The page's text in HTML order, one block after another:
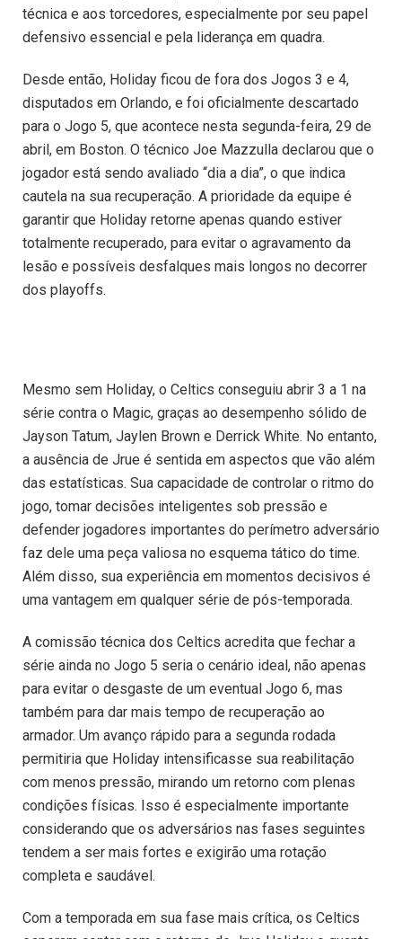
técnica e aos torcedores, especialmente por seu papel
defensivo essencial e pela liderança em quadra.
Desde então, Holiday ficou de fora dos Jogos 3 e 4,
disputados em Orlando, e foi oficialmente descartado
para o Jogo 5, que acontece nesta segunda-feira, 29 de
abril, em Boston. O técnico Joe Mazzulla declarou que o
jogador está sendo avaliado “dia a dia”, o que indica
cautela na sua recuperação. A prioridade da equipe é
garantir que Holiday retorne apenas quando estiver
totalmente recuperado, para evitar o agravamento da
lesão e possíveis desfalques mais longos no decorrer
dos playoffs.
Mesmo sem Holiday, o Celtics conseguiu abrir 3 a 1 na
série contra o Magic, graças ao desempenho sólido de
Jayson Tatum, Jaylen Brown e Derrick White. No entanto,
a ausência de Jrue é sentida em aspectos que vão além
das estatísticas. Sua capacidade de controlar o ritmo do
jogo, tomar decisões inteligentes sob pressão e
defender jogadores importantes do perímetro adversário
faz dele uma peça valiosa no esquema tático do time.
Além disso, sua experiência em momentos decisivos é
uma vantagem em qualquer série de pós-temporada.
A comissão técnica dos Celtics acredita que fechar a
série ainda no Jogo 5 seria o cenário ideal, não apenas
para evitar o desgaste de um eventual Jogo 6, mas
também para dar mais tempo de recuperação ao
armador. Um avanço rápido para a segunda rodada
permitiria que Holiday intensificasse sua reabilitação
com menos pressão, mirando um retorno com plenas
condições físicas. Isso é especialmente importante
considerando que os adversários nas fases seguintes
tendem a ser mais fortes e exigirão uma rotação
completa e saudável.
Com a temporada em sua fase mais crítica, os Celtics